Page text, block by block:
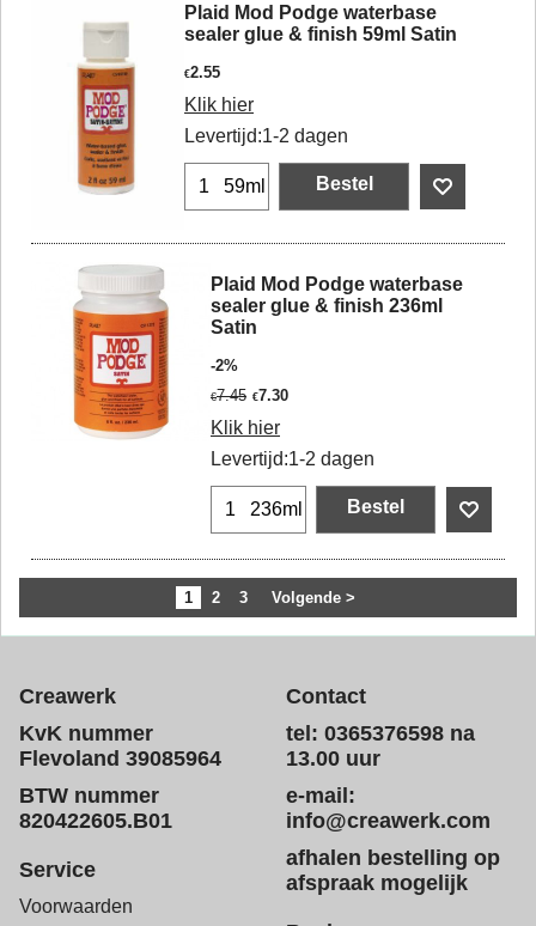
Plaid Mod Podge waterbase
sealer glue & finish 59ml Satin
€2.55
Klik hier
Levertijd:1-2 dagen
59ml Bestel
Plaid Mod Podge waterbase
sealer glue & finish 236ml
Satin
-2%
€7.45 €7.30
Klik hier
Levertijd:1-2 dagen
236ml Bestel
1 2 3 Volgende >
Creawerk
KvK nummer
Flevoland 39085964
BTW nummer
820422605.B01
Contact
tel: 0365376598 na
13.00 uur
e-mail:
info@creawerk.com
afhalen bestelling op
afspraak mogelijk
Service
Voorwaarden